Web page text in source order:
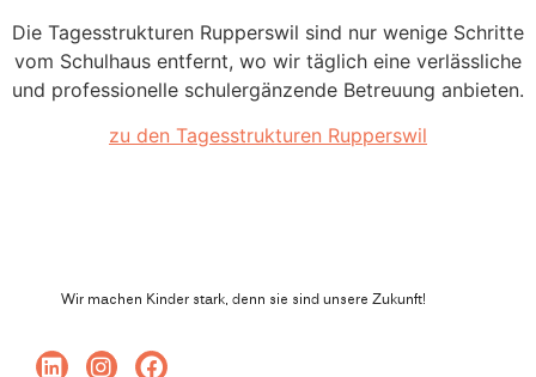
Die Tagesstrukturen Rupperswil sind nur wenige Schritte
vom Schulhaus entfernt, wo wir täglich eine verlässliche
und professionelle schulergänzende Betreuung anbieten.
zu den Tagesstrukturen Rupperswil
Wir machen Kinder stark, denn sie sind unsere Zukunft!